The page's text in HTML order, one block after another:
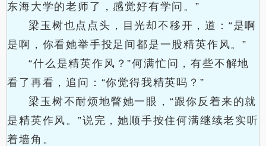
东海大学的老师了，感觉好有学问。”
梁玉树也点点头，目光却不移开，道：“是啊
是啊，你看她举手投足间都是一股精英作风。”
“什么是精英作风？”何满忙问，有些不解地
看了再看，追问：“你觉得我精英吗？”
梁玉树不耐烦地瞥她一眼，“跟你反着来的就
是精英作风。”说完，她顺手按住何满继续老实听
着墙角。